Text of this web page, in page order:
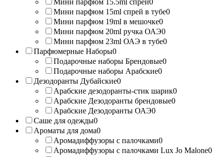
Мини парфюм 15.5ml спрей0
Мини парфюм 15ml спрей в тубе0
Мини парфюм 19ml в мешочке0
Мини парфюм 20ml ручка ОАЭ0
Мини парфюм 23ml ОАЭ в тубе0
Парфюмерные Наборы0
Подарочные наборы Брендовые0
Подарочные наборы Арабские0
Дезодоранты Дубайские0
Арабские дезодоранты-стик шарик0
Арабские Дезодоранты брендовые0
Арабские Дезодоранты ОАЭ0
Саше для одежды0
Ароматы для дома0
Аромадиффузоры с палочками0
Аромадиффузоры с палочками Lux Jo Malone0